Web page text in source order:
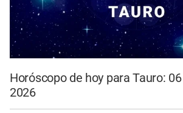
Horóscopo de hoy para Tauro:
2026